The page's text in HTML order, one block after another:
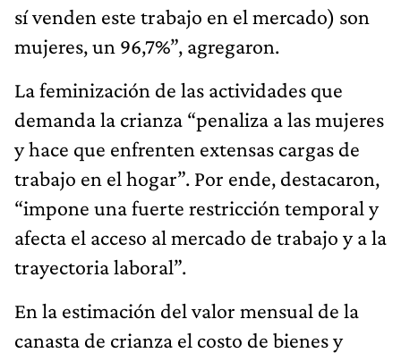
sí venden este trabajo en el mercado) son
mujeres, un 96,7%”, agregaron.
La feminización de las actividades que
demanda la crianza “penaliza a las mujeres
y hace que enfrenten extensas cargas de
trabajo en el hogar”. Por ende, destacaron,
“impone una fuerte restricción temporal y
afecta el acceso al mercado de trabajo y a la
trayectoria laboral”.
En la estimación del valor mensual de la
canasta de crianza el costo de bienes y